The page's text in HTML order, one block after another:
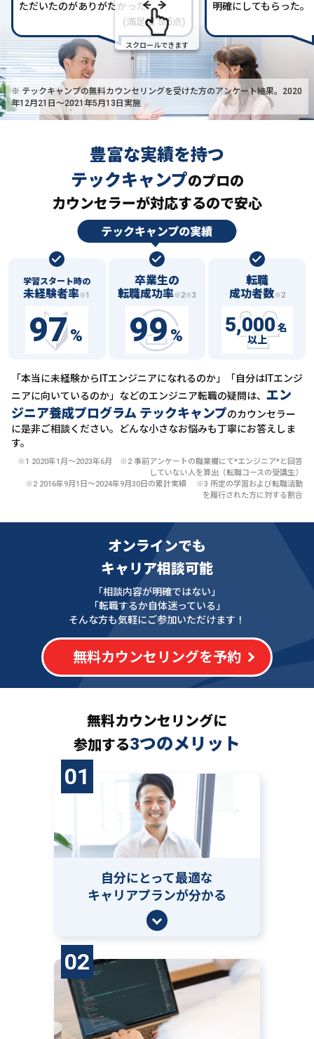
ただいたのがありがたかった。
(満足度 5/5点)
明確にしてもらった。
スクロールできます
※ テックキャンプの無料カウンセリングを受けた方のアンケート結果。2020
年12月21日〜2021年5月13日実施
豊富な実績を持つ
テックキャンプのプロの
カウンセラーが対応するので安心
学習スタート時の
未経験者率※1
97%
卒業生の
転職成功率※2※3
99%
転職
成功者数※2
5,000 名
以上
「本当に未経験からITエンジニアになれるのか」「自分はITエンジ
ニアに向いているのか」などのエンジニア転職の疑問は、 エン
ジニア養成プログラム テックキャンプのカウンセラー
に是非ご相談ください。どんな小さなお悩みも丁寧にお答えしま
す。
※1 2020年1月〜2023年6月 ※2 事前アンケートの職業欄にて*エンジニア*と回答
していない人を算出（転職コースの受講生）
※2 2016年9月1日〜2024年9月30日の累計実績 ※3 所定の学習および転職活動
を履行された方に対する割合
オンラインでも
キャリア相談可能
「相談内容が明確ではない」
「転職するか自体迷っている」
そんな方も気軽にご参加いただけます！
無料カウンセリングを予約
無料カウンセリングに
参加する3つのメリット
01
自分にとって最適な
キャリアプランが分かる
02